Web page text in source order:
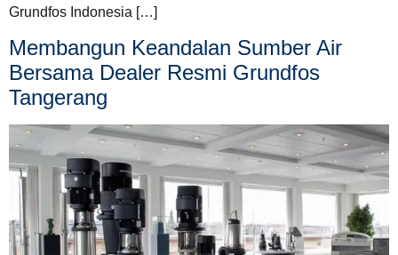
Grundfos Indonesia […]
Membangun Keandalan Sumber Air
Bersama Dealer Resmi Grundfos
Tangerang